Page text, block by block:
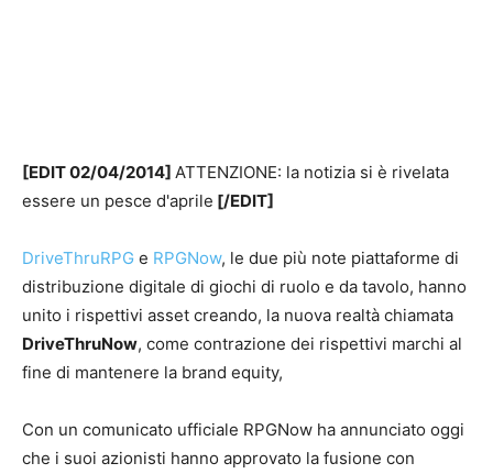
[EDIT 02/04/2014] ATTENZIONE: la notizia si è rivelata
essere un pesce d'aprile [/EDIT]
DriveThruRPG e RPGNow, le due più note piattaforme di
distribuzione digitale di giochi di ruolo e da tavolo, hanno
unito i rispettivi asset creando, la nuova realtà chiamata
DriveThruNow, come contrazione dei rispettivi marchi al
fine di mantenere la brand equity,
Con un comunicato ufficiale RPGNow ha annunciato oggi
che i suoi azionisti hanno approvato la fusione con